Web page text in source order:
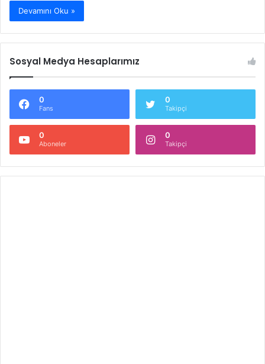
Devamını Oku »
Sosyal Medya Hesaplarımız
0
Fans
0
Takipçi
0
Aboneler
0
Takipçi